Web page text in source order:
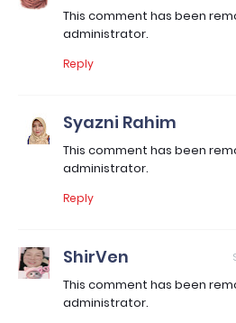
This comment has been
administrator.
Reply
Syazni Rahim
This comment has been
administrator.
Reply
ShirVen
This comment has been
administrator.